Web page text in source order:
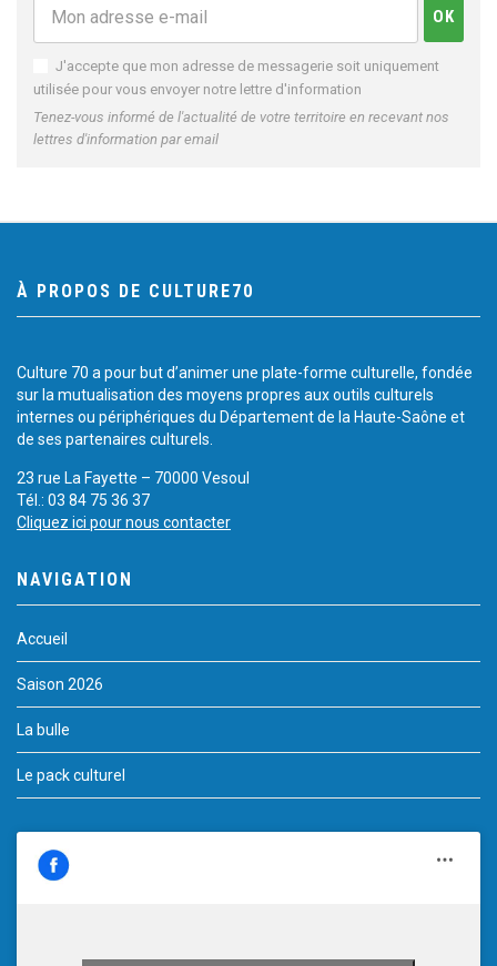
J'accepte que mon adresse de messagerie soit uniquement
utilisée pour vous envoyer notre lettre d'information
Tenez-vous informé de l'actualité de votre territoire en recevant nos
lettres d'information par email
À PROPOS DE CULTURE70
Culture 70 a pour but d’animer une plate-forme culturelle, fondée
sur la mutualisation des moyens propres aux outils culturels
internes ou périphériques du Département de la Haute-Saône et
de ses partenaires culturels.
23 rue La Fayette – 70000 Vesoul
Tél.: 03 84 75 36 37
Cliquez ici pour nous contacter
NAVIGATION
Accueil
Saison 2026
La bulle
Le pack culturel